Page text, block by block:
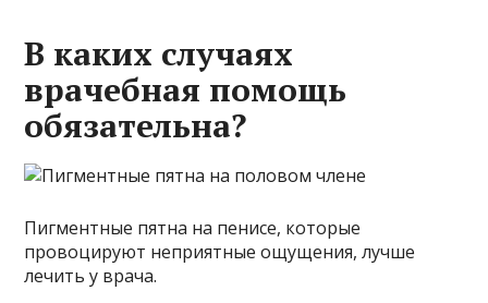
В каких случаях
врачебная помощь
обязательна?
Пигментные пятна на пенисе, которые
провоцируют неприятные ощущения, лучше
лечить у врача.